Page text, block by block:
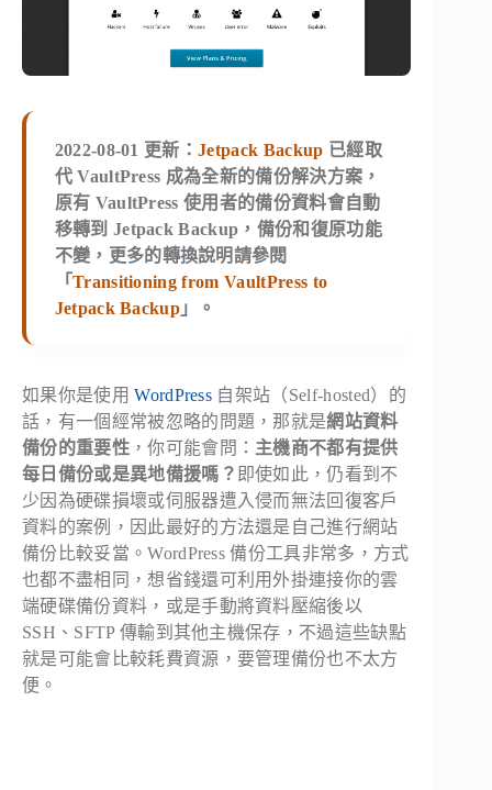
2022-08-01 更新：Jetpack Backup 已經取
代 VaultPress 成為全新的備份解決方案，
原有 VaultPress 使用者的備份資料會自動
移轉到 Jetpack Backup，備份和復原功能
不變，更多的轉換說明請參閱
「Transitioning from VaultPress to
Jetpack Backup 」。
如果你是使用WordPress 自架站（Self-hosted）的
話，有一個經常被忽略的問題，那就是網站資料
備份的重要性，你可能會問： 主機商不都有提供
每日備份或是異地備援嗎？ 即使如此，仍看到不
少因為硬碟損壞或伺服器遭入侵而無法回復客戶
資料的案例，因此最好的方法還是自己進行網站
備份比較妥當。WordPress 備份工具非常多，方式
也都不盡相同，想省錢還可利用外掛連接你的雲
端硬碟備份資料，或是手動將資料壓縮後以
SSH、SFTP 傳輸到其他主機保存，不過這些缺點
就是可能會比較耗費資源，要管理備份也不太方
便。